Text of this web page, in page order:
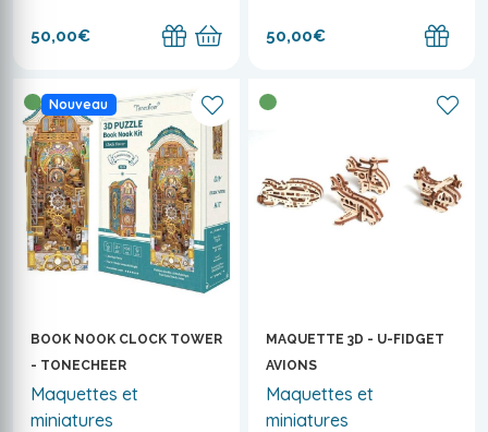
50,00€ 50,00€
Nouveau
BOOK NOOK CLOCK TOWER
- TONECHEER
Maquettes et
miniatures
MAQUETTE 3D - U-FIDGET
AVIONS
Maquettes et
miniatures